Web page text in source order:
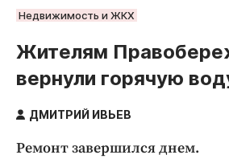
РУБРИКИ
Новости компаний
Статьи
Народные новости
Недвижимость и ЖКХ
Жителям
вернули горячую
ДМИТРИЙ ИВЬЕВ
Ремонт завершился днем.